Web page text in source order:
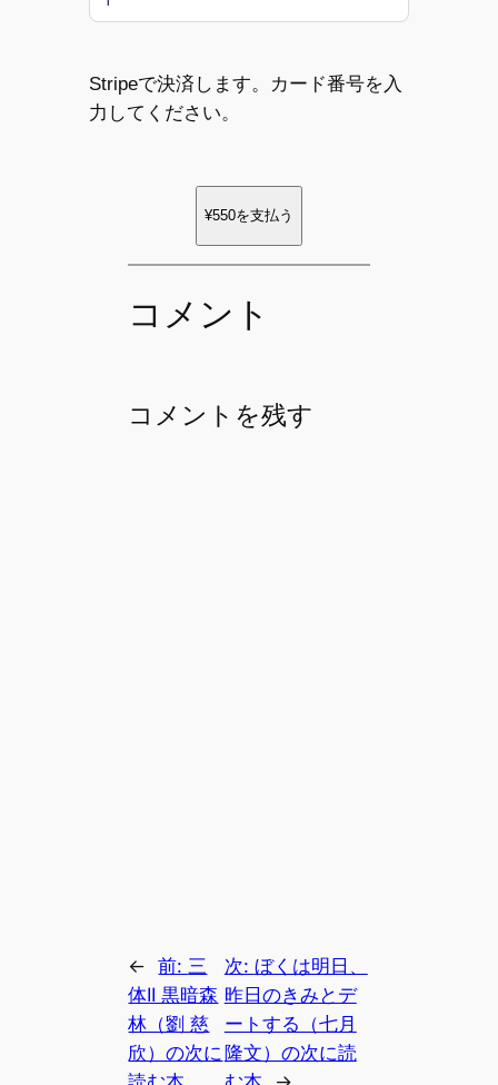
Stripeで決済します。カード番号を入
力してください。
¥550を支払う
コメント
コメントを残す
← 前:三
体II 黒暗森
林（劉 慈
欣）の次に
次: ぼくは明日、
昨日のきみとデ
ートする（七月
隆文）の次に読